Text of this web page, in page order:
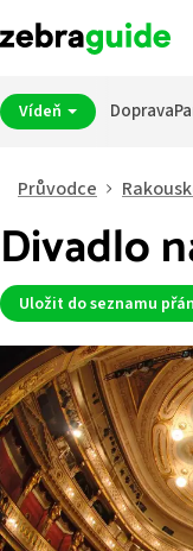
Vídeň Doprava
Průvodce
Divadlo
Uložit do seznamu